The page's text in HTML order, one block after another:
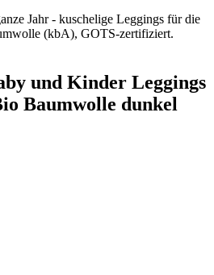
Jahr - kuschelige Leggings für die
(kbA), GOTS-zertifiziert.
und Kinder Leggings
Baumwolle dunkel